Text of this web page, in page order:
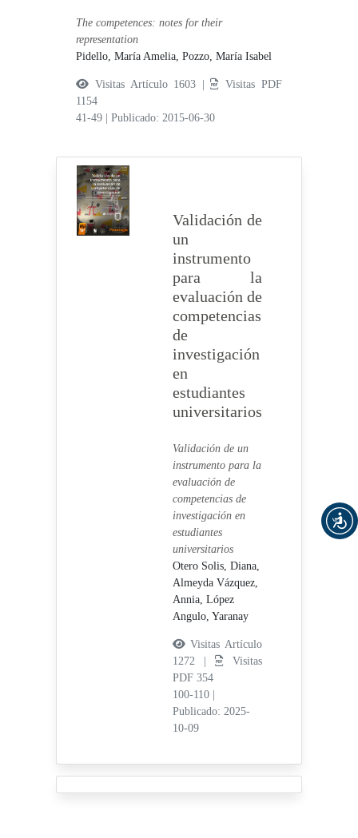
The competences: notes for their
representation
Pidello, María Amelia,Pozzo, María Isabel
Visitas Artículo 1603 |
Visitas PDF
1154
41-49
|Publicado: 2015-06-30
Validación de
un
instrumento
para la
evaluación de
competencias
de
investigación
en
estudiantes
universitarios
Validación de un
instrumento para la
evaluación de
competencias de
investigación en
estudiantes
universitarios
Otero Solis, Diana,
Almeyda Vázquez,
Annia, López
Angulo, Yaranay
Visitas Artículo
1272 |
Visitas
PDF 354
100-110
Publicado: 2025-
10-09